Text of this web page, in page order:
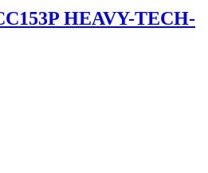
HEAVY-TECH-